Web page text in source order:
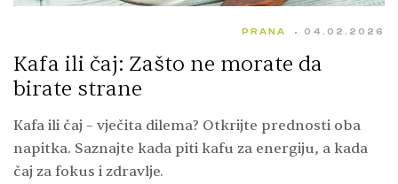
04.02.2026
PRANA
Kafa ili čaj: Zašto ne morate da
birate strane
Kafa ili čaj – vječita dilema? Otkrijte prednosti oba
napitka. Saznajte kada piti kafu za energiju, a kada
čaj za fokus i zdravlje.